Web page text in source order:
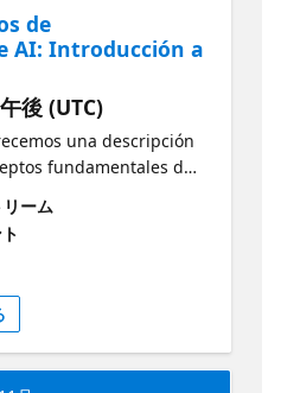
de
AI: Introducción a
後 (UTC)
una descripción
fundamentales de
clave de Azure AI y
Además, aborda
soluciones de IA
y resolver problemas
básicos de IA
aprendizaje automático
los servicios de Azure AI
AI-900
ーム